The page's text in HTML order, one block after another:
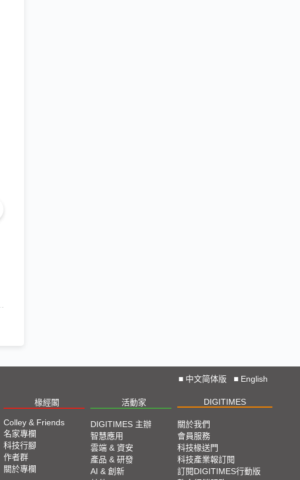
■ 中文简体版 ■ English
椽經閣 活動家 DIGITIMES
Colley & Friends
名家專欄
科技行腳
作者群
關於專欄
DIGITIMES 主辦
智慧應用
雲端 & 資安
產品 & 研發
AI & 創新
關於我們
會員服務
科技椽送門
科技產業報訂閱
訂閱DIGITIMES行動版